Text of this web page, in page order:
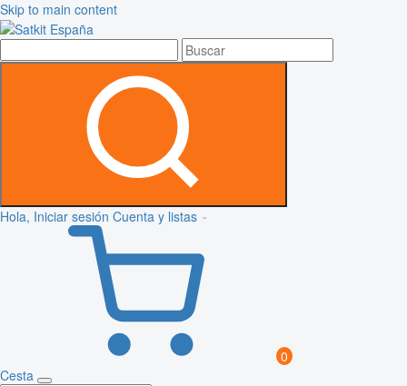
Skip to main content
Hola, Iniciar sesión Cuenta y listas
0
Cesta